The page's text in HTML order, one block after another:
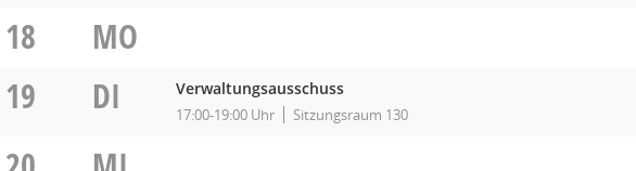
18
MO
19
DI Verwaltungsausschuss
17:00-19:00 Uhr Sitzungsraum 130